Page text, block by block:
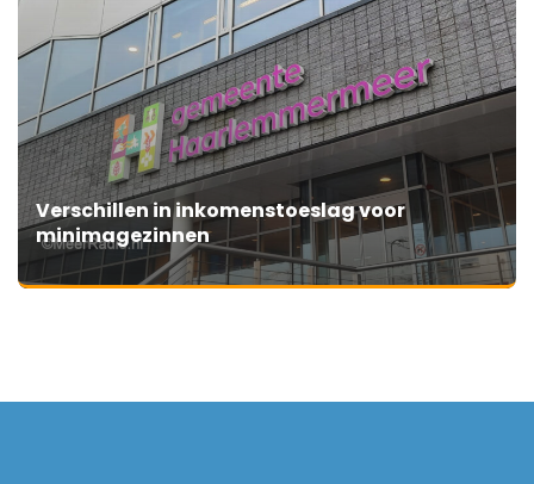
Verschillen in inkomenstoeslag voor
minimagezinnen